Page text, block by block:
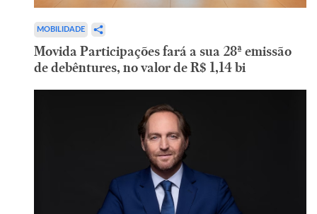
MOBILIDADE
Movida Participações fará a sua 28ª emissão
de debêntures, no valor de R$ 1,14 bi